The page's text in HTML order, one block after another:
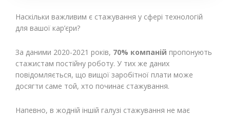
Наскільки важливим є стажування у сфері технологій
для вашої кар’єри?
За даними 2020-2021 років, 70% компаній пропонують
стажистам постійну роботу. У тих же даних
повідомляється, що вищої заробітної плати може
досягти саме той, хто починає стажування.
Напевно, в жодній іншій галузі стажування не має